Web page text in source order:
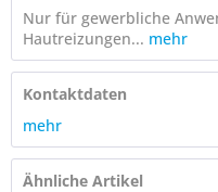
Nur für gewerbliche
Hautreizungen... mehr
Kontaktdaten
mehr
Ähnliche Artikel